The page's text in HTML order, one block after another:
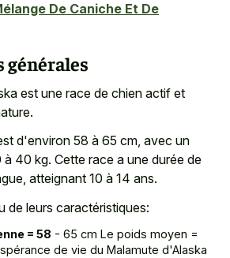
De Caniche Et De
est une race de chien actif et
d'environ 58 à 65 cm, avec un
40 kg. Cette race a une durée de
atteignant 10 à 14 ans.
de leurs caractéristiques:
= 58 - 65 cm Le poids moyen =
de vie du Malamute d'Alaska